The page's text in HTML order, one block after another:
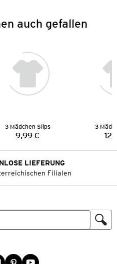
auch gefallen
3 Mädchen Slips
Preis:
9,99 €
3
LIEFERUNG
Filialen